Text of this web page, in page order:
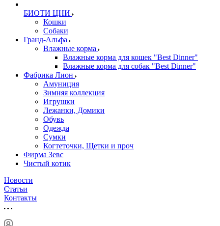
БИОТИ ЦНИ
Кошки
Собаки
Гранд-Альфа
Влажные корма
Влажные корма для кошек "Best Dinner"
Влажные корма для собак "Best Dinner"
Фабрика Лион
Амуниция
Зимняя коллекция
Игрушки
Лежанки, Домики
Обувь
Одежда
Сумки
Когтеточки, Щетки и проч
Фирма Зевс
Чистый котик
Новости
Статьи
Контакты